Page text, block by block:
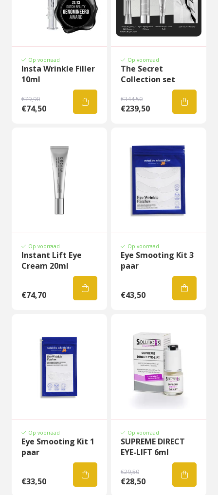
Op voorraad
Insta Wrinkle Filler
10ml
€79,90
€74,50
Op voorraad
The Secret
Collection set
€344,50
€239,50
Op voorraad
Instant Lift Eye
Cream 20ml
€74,70
Op voorraad
Eye Smooting Kit 3
paar
€43,50
Op voorraad
Eye Smooting Kit 1
paar
€33,50
Op voorraad
SUPREME DIRECT
EYE-LIFT 6ml
€29,50
€28,50